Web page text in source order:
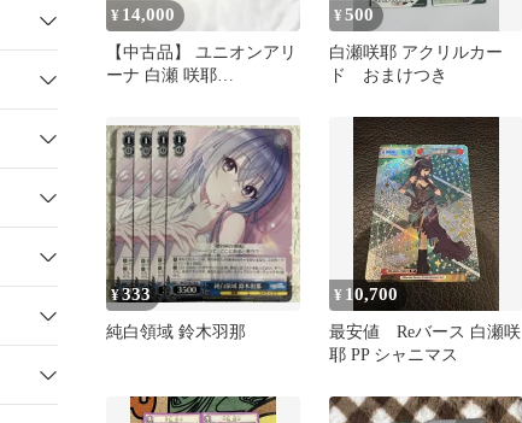
¥ 14,000
【中古品】 ユニオンアリ
ーナ 白瀬 咲耶
260604-sy-13-oto】
¥500
白瀬咲耶 アクリルカー
ド おまけつき
¥333
純白領域 鈴木羽那
¥ 10,700
最安値 Reバース 白瀬咲
耶 PP シャニマス